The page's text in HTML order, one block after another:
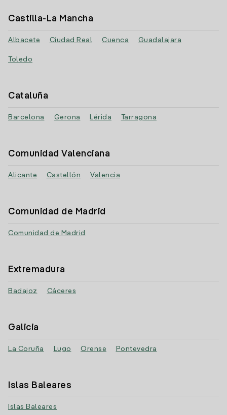
Castilla-La Mancha
Albacete Ciudad Real Cuenca Guadalajara
Toledo
Cataluña
Barcelona Gerona Lérida Tarragona
Comunidad Valenciana
Alicante Castellón Valencia
Comunidad de Madrid
Comunidad de Madrid
Extremadura
Badajoz Cáceres
Galicia
La Coruña Lugo Orense Pontevedra
Islas Baleares
Islas Baleares